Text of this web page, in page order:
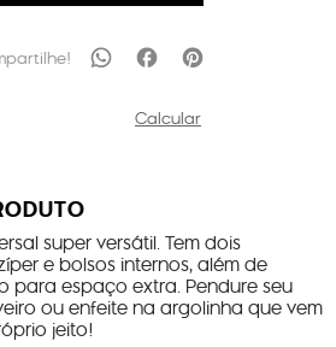
Calcular
super versátil. Tem dois
e bolsos internos, além de
para espaço extra. Pendure seu
ou enfeite na argolinha que vem
jeito!